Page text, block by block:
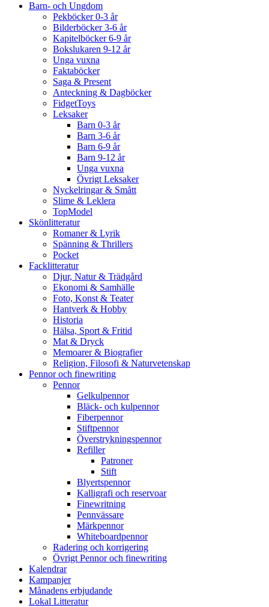
Barn- och Ungdom
Pekböcker 0-3 år
Bilderböcker 3-6 år
Kapitelböcker 6-9 år
Bokslukaren 9-12 år
Unga vuxna
Faktaböcker
Saga & Present
Anteckning & Dagböcker
FidgetToys
Leksaker
Barn 0-3 år
Barn 3-6 år
Barn 6-9 år
Barn 9-12 år
Unga vuxna
Övrigt Leksaker
Nyckelringar & Smått
Slime & Leklera
TopModel
Skönlitteratur
Romaner & Lyrik
Spänning & Thrillers
Pocket
Facklitteratur
Djur, Natur & Trädgård
Ekonomi & Samhälle
Foto, Konst & Teater
Hantverk & Hobby
Historia
Hälsa, Sport & Fritid
Mat & Dryck
Memoarer & Biografier
Religion, Filosofi & Naturvetenskap
Pennor och finewriting
Pennor
Gelkulpennor
Bläck- och kulpennor
Fiberpennor
Stiftpennor
Överstrykningspennor
Refiller
Patroner
Stift
Blyertspennor
Kalligrafi och reservoar
Finewritning
Pennvässare
Märkpennor
Whiteboardpennor
Radering och korrigering
Övrigt Pennor och finewriting
Kalendrar
Kampanjer
Månadens erbjudande
Lokal Litteratur